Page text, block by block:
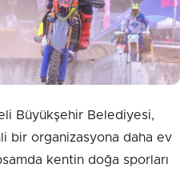
Büyükşehir Belediyesi,
bir organizasyona daha ev
kentin doğa sporları